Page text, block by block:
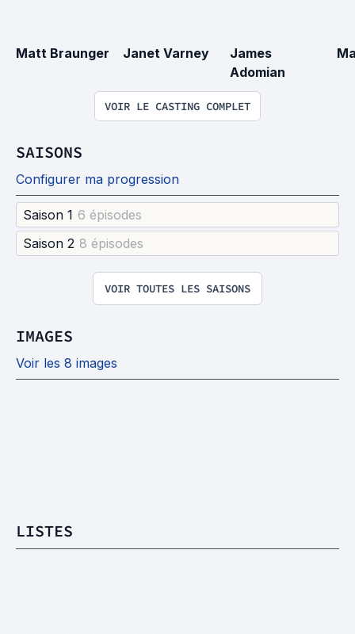
Matt Braunger Janet Varney
James
Adomian
VOIR LE CASTING COMPLET
SAISONS
Configurer ma progression
Saison 1 6 épisodes
Saison 2 8 épisodes
VOIR TOUTES LES SAISONS
IMAGES
Voir les 8 images
LISTES